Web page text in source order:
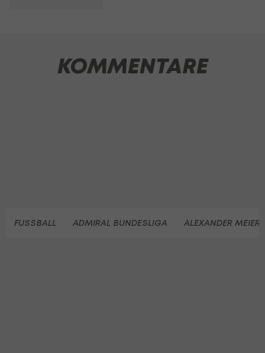
KOMMENTARE
FUSSBALL ADMIRAL BUNDESLIGA ALEXANDER MEIER